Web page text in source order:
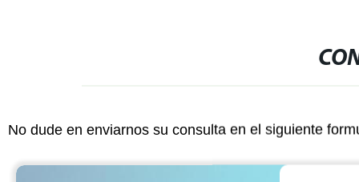
No dude en enviarnos su consulta en el siguiente